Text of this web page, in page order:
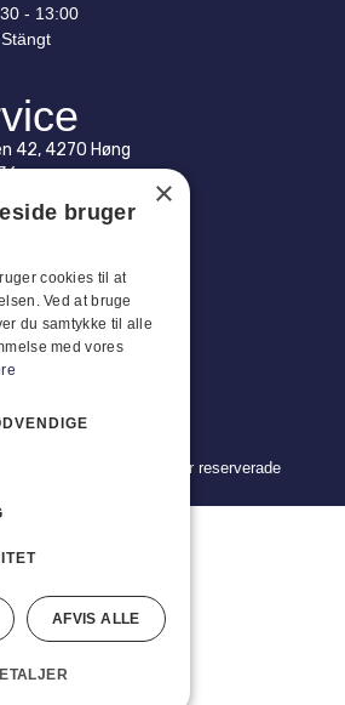
- 13:00
Stängt
42, 4270 Høng
4122
Bendz. Alla rättigheter reserverade
×
bruger
cookies til at
Ved at bruge
du samtykke til alle
med vores
AFVIS ALLE